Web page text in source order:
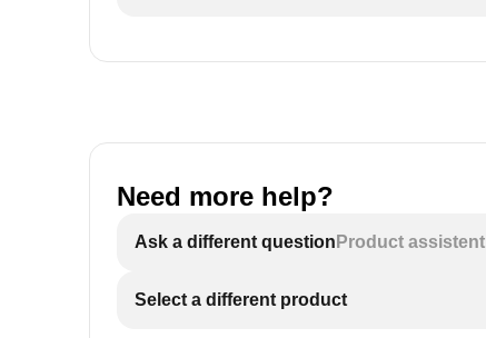
Need more help?
Ask a different question Product assistent
Select a different product